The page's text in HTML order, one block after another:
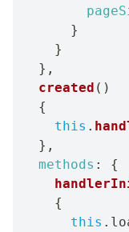
}
}
} ,
created ( )
{
this .
} ,
methods :
{
{
this .